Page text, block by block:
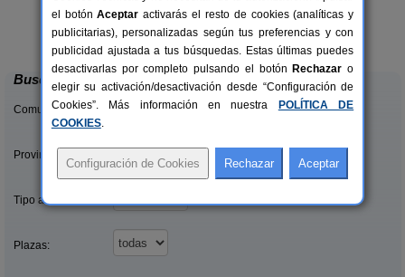
6 pers.
desde25 €
Camping Alquézar
Alquézar (Huesca)
Buscar
Comunidades:
Provincias/Islas:
Tipo alquiler:
Plazas:
el botónAceptar activarás el resto de cookies (analíticas y
publicitarias), personalizadas según tus preferencias y con
publicidad ajustada a tus búsquedas. Estas últimas puedes
desactivarlas por completo pulsando el botón Rechazar o
elegir su activación/desactivación desde “Configuración de
Cookies”. Más información en nuestra
POLÍTICA DE
COOKIES.